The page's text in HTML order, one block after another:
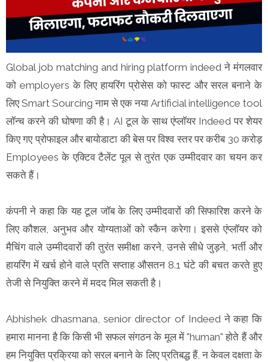
Global job matching and hiring platform indeed ने मंगलवार
को employers के लिए हायरिंग प्रोसेस को फास्ट और सरल बनाने के
लिए Smart Sourcing नाम से एक नया Artificial intelligence tool
लॉन्च करने की घोषणा की है। AI टूल के साथ एंप्लॉयर Indeed पर शेयर
किए गए प्रोफाइल और बायोडाटा की बेस पर विश्व स्तर पर करीब 30 करोड़
Employees के एक्टिव टैलेंट पूल से तुरंत एक उम्मीदवार का चयन कर
सकते हैं।
कंपनी ने कहा कि यह टूल जॉब के लिए उम्मीदवारों की सिफारिश करने के
लिए कौशल, अनुभव और योग्यताओं को स्कैन करेगा। इससे एंप्लॉयर को
मैचिंग वाले उम्मीदवारों की तुरंत समीक्षा करने, उनसे सीधे जुड़ने, भर्ती और
हायरिंग में खर्च होने वाले प्रति सप्ताह औसतन 8.1 घंटे की बचत करते हुए
तेजी से नियुक्ति करने में मदद मिल सकती है।
Abhishek dhasmana, senior director of Indeed ने कहा कि
हमारा मानना है कि किसी भी सफल संगठन के मूल में "human" होते हैं और
हम नियुक्ति प्रक्रिया को सरल बनाने के लिए प्रतिबद्ध हैं, न केवल दक्षता के